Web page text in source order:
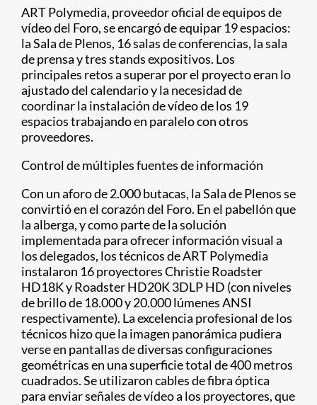
ART Polymedia, proveedor oficial de equipos de
vídeo del Foro, se encargó de equipar 19 espacios:
la Sala de Plenos, 16 salas de conferencias, la sala
de prensa y tres stands expositivos. Los
principales retos a superar por el proyecto eran lo
ajustado del calendario y la necesidad de
coordinar la instalación de vídeo de los 19
espacios trabajando en paralelo con otros
proveedores.
Control de múltiples fuentes de información
Con un aforo de 2.000 butacas, la Sala de Plenos se
convirtió en el corazón del Foro. En el pabellón que
la alberga, y como parte de la solución
implementada para ofrecer información visual a
los delegados, los técnicos de ART Polymedia
instalaron 16 proyectores Christie Roadster
HD18K y Roadster HD20K 3DLP HD (con niveles
de brillo de 18.000 y 20.000 lúmenes ANSI
respectivamente). La excelencia profesional de los
técnicos hizo que la imagen panorámica pudiera
verse en pantallas de diversas configuraciones
geométricas en una superficie total de 400 metros
cuadrados. Se utilizaron cables de fibra óptica
para enviar señales de vídeo a los proyectores, que